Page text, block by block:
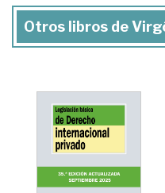
Otros libros de